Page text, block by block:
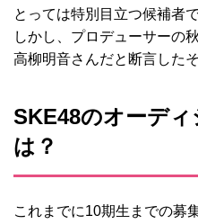
とっては特別目立つ候補者
しかし、プロデューサーの
高柳明音さんだと断言したそ
SKE48のオーデ
は？
これまでに10期生までの募